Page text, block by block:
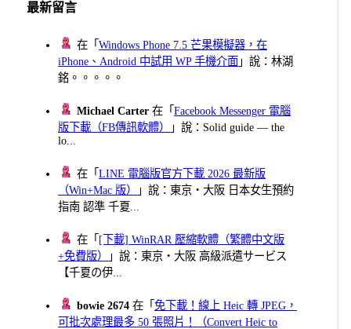
最新留言
在「Windows Phone 7.5 芒果模擬器，在
iPhone、Android 中試用 WP 手機介面 」說：林湖
銘。。。。。
Michael Carter 在「Facebook Messenger 電腦
版下載（FB傳訊軟體）
」說：Solid guide — the
lo...
在「LINE 電腦版官方下載 2026 最新版
（Win+Mac 版）
」說：東京・大阪 日本女生預約
指南 認準 千夏...
在「 [下載] WinRAR 壓縮軟體（繁體中文版
+免費版）
」說：東京・大阪 高級派遣サービス
【千夏の伊...
bowie 2674 在「免下載！線上 Heic 轉 JPEG，
可批次處理最多 50 張照片！（Convert Heic to